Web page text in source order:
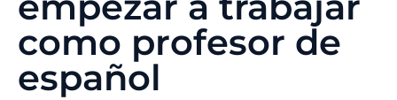
como profesor de
español